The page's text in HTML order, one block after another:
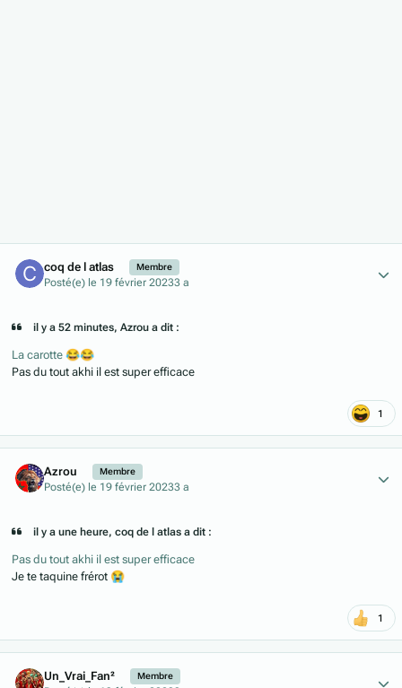
coq de l atlas Membre
Posté(e) le 19 février 20233 a
il y a 52 minutes, Azrou a dit :
La carotte 😂😂
Pas du tout akhi il est super efficace
1
Azrou Membre
Posté(e) le 19 février 20233 a
il y a une heure, coq de l atlas a dit :
Pas du tout akhi il est super efficace
Je te taquine frérot 😭
1
Un_Vrai_Fan² Membre